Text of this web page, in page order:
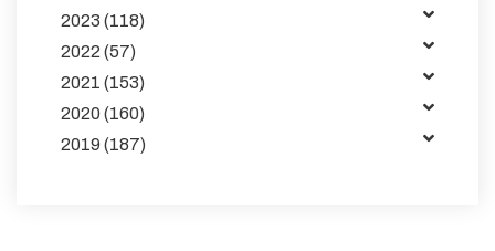
Tata Kelola
Publikasi
Pembelajaran
2023 (118)
2022 (57)
2021 (153)
2020 (160)
2019 (187)